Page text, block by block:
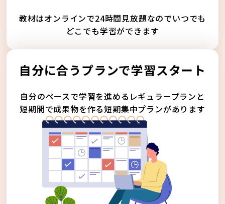
教材はオンラインで24時間見放題なのでいつでも
どこでも学習ができます
自分に合うプランで学習スタート
自分のペースで学習を進めるレギュラープランと
短期間で成果物を作る短期集中プランがあります